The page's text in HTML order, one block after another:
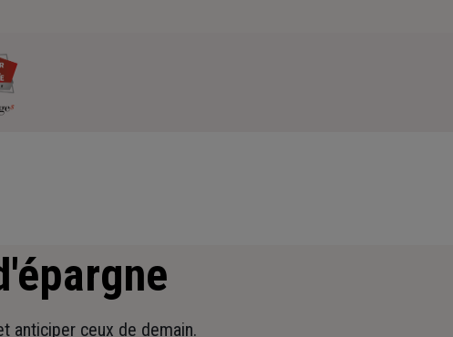
anticiper ceux de demain.